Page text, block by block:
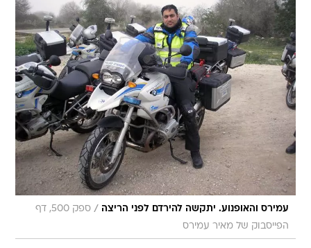
עמירס והאופנוע. יתקשה להירדם לפני הריצה /
ספק 500, דף
הפייסבוק של מאיר עמירס